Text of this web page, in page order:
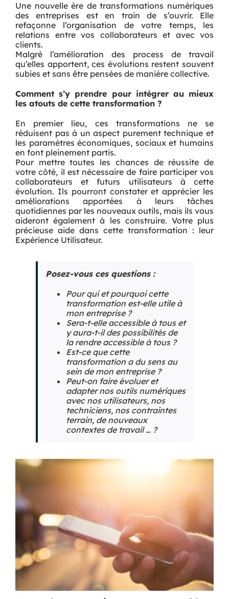
Une nouvelle ère de transformations numériques
des entreprises est en train de s’ouvrir. Elle
refaçonne l’organisation de votre temps, les
relations entre vos collaborateurs et avec vos
clients.
Malgré l’amélioration des process de travail
qu’elles apportent, ces évolutions restent souvent
subies et sans être pensées de manière collective.
Comment s’y prendre pour intégrer au mieux
les atouts de cette transformation ?
En premier lieu, ces transformations ne se
réduisent pas à un aspect purement technique et
les paramètres économiques, sociaux et humains
en font pleinement partis.
Pour mettre toutes les chances de réussite de
votre côté, il est nécessaire de faire participer vos
collaborateurs et futurs utilisateurs à cette
évolution. Ils pourront constater et apprécier les
améliorations apportées à leurs tâches
quotidiennes par les nouveaux outils, mais ils vous
aideront également à les construire. Votre plus
précieuse aide dans cette transformation : leur
Expérience Utilisateur.
Posez-vous ces questions :
Pour qui et pourquoi cette
transformation est-elle utile à
mon entreprise ?
Sera-t-elle accessible à tous et
y aura-t-il des possibilités de
la rendre accessible à tous ?
Est-ce que cette
transformation a du sens au
sein de mon entreprise ?
Peut-on faire évoluer et
adapter nos outils numériques
avec nos utilisateurs, nos
techniciens, nos contraintes
terrain, de nouveaux
contextes de travail … ?